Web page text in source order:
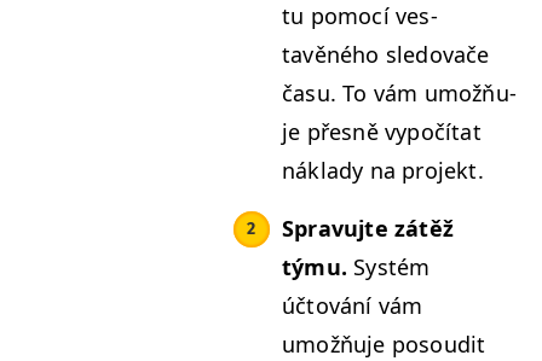
tu pomocí ves­
tavěného sle­dovače
času. To vám umožňu­
je přes­ně vypočí­tat
nák­la­dy na projekt.
Spravu­jte zátěž
týmu. Sys­tém
účtování vám
umožňu­je posou­dit